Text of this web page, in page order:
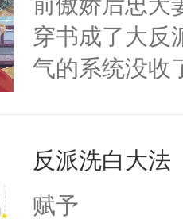
卫天还没亮，
腰：“陛下，
不好了！”“那
小白莲：“嘤
胡说，我没碰
为三种性别。
构与男子相同
了一颗红色
人，最终坐上
穿书成了大反
气的系统没收
用见人，因为
言神龙见首不
反派洗白大法
赋予